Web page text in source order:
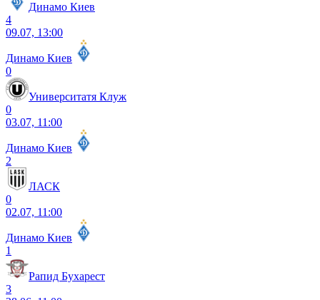
Динамо Киев
4
09.07, 13:00
Динамо Киев
0
Университатя Клуж
0
03.07, 11:00
Динамо Киев
2
ЛАСК
0
02.07, 11:00
Динамо Киев
1
Рапид Бухарест
3